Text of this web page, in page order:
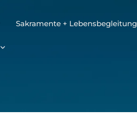
Sakramente + Lebensbegleitung